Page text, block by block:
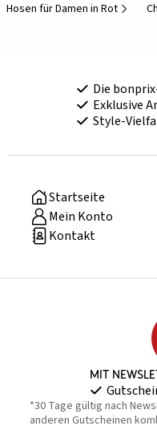
Hosen für Damen in Rot
Die
Exklusive
Style-
Startseite
Mein Konto
Kontakt
Mit
*30 Tage gültig nach
anderen Gutscheinen